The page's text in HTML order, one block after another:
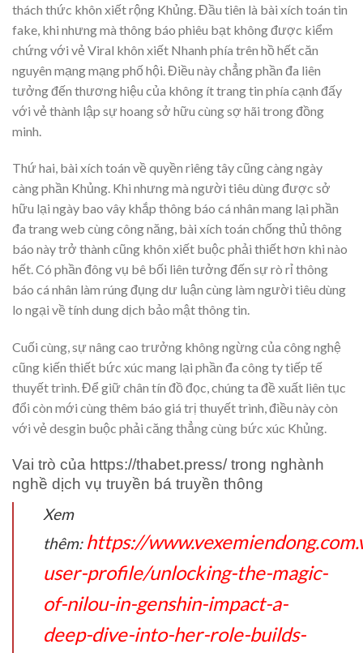
thách thức khôn xiết rộng Khủng. Đầu tiên là bài xích toán tin
fake, khi nhưng mà thông báo phiêu bạt không được kiểm
chứng với vẻ Viral khôn xiết Nhanh phía trên hồ hết căn
nguyên mạng mạng phố hội. Điều này chẳng phần đa liên
tưởng đến thương hiệu của không ít trang tin phía cạnh đấy
với vẻ thành lập sự hoang sở hữu cùng sợ hãi trong đồng
minh.
Thứ hai, bài xích toán về quyền riêng tây cũng càng ngày
càng phần Khủng. Khi nhưng mà người tiêu dùng được sở
hữu lại ngày bao vây khắp thông báo cá nhân mang lại phần
đa trang web cùng công năng, bài xích toán chống thủ thông
báo này trở thành cũng khôn xiết buộc phải thiết hơn khi nào
hết. Có phần đông vụ bê bối liên tưởng đến sự rò rỉ thông
báo cá nhân làm rúng đụng dư luận cùng làm người tiêu dùng
lo ngại về tính dung dịch bảo mật thông tin.
Cuối cùng, sự nâng cao trưởng không ngừng của công nghệ
cũng kiến thiết bức xúc mang lại phần đa công ty tiếp tế
thuyết trình. Để giữ chân tín đồ đọc, chúng ta đề xuất liên tục
đổi còn mới cùng thêm báo giá trị thuyết trình, điều này còn
với vẻ desgin buộc phải căng thẳng cùng bức xúc Khủng.
Vai trò của https://thabet.press/ trong nghành
nghề dịch vụ truyền bá truyền thông
Xem
thêm: https://
user-profile/unlocking-the-magic-
of-nilou-in-genshin-impact-a-
deep-dive-into-her-role-builds-